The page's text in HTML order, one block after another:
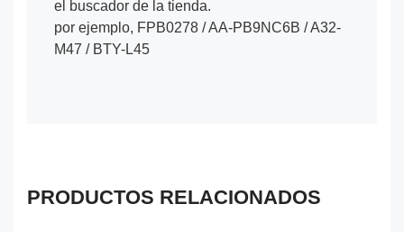
el buscador de la tienda.
por ejemplo, FPB0278 / AA-PB9NC6B / A32-
M47 / BTY-L45
PRODUCTOS RELACIONADOS